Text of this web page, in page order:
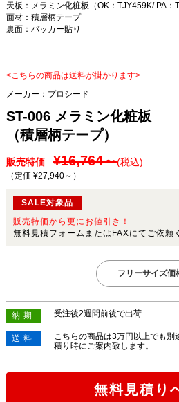
天板：メラミン化粧板（OK：TJY459K/ PA：
面材：積層柄テープ
裏面：バッカー貼り
<こちらの商品は送料が掛かります>
メーカー： プロシード
ST-006 メラミン化粧板
（積層柄テープ）
販売特価 ¥16,764～(税込)
（定価 ¥27,940～ ）
SALE対象品
販売特価から更にお値引き！
無料見積フォームまたはFAXにてご依頼
フリーサイズ価
納期 受注後2週間前後で出荷
送料
こちらの商品は3万円以上でも
積り時にご案内致します。
無料見積り